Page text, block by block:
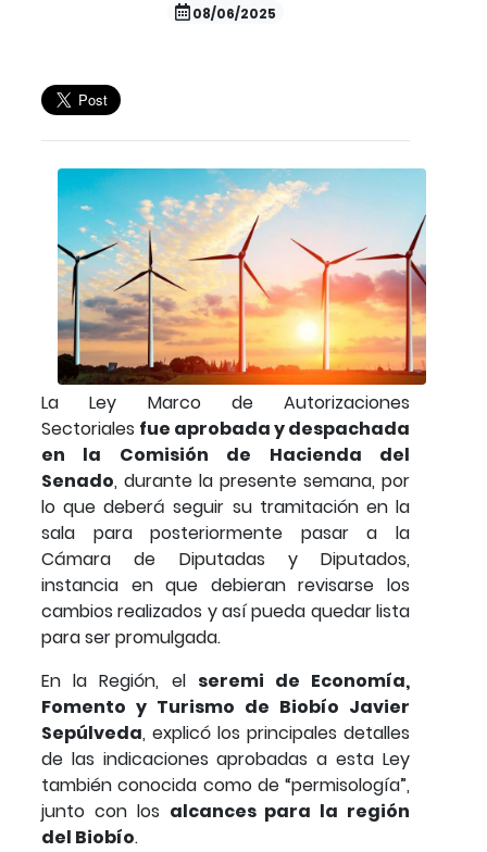
08/06/2025
La Ley Marco de Autorizaciones
Sectoriales fue aprobada y despachada
en la Comisión de Hacienda del
Senado, durante la presente semana, por
lo que deberá seguir su tramitación en la
sala para posteriormente pasar a la
Cámara de Diputadas y Diputados,
instancia en que debieran revisarse los
cambios realizados y así pueda quedar lista
para ser promulgada.
En la Región, el seremi de Economía,
Fomento y Turismo de Biobío Javier
Sepúlveda, explicó los principales detalles
de las indicaciones aprobadas a esta Ley
también conocida como de “permisología”,
junto con los alcances para la región
del Biobío.